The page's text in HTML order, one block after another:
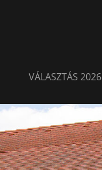
VÁLASZTÁS 2026